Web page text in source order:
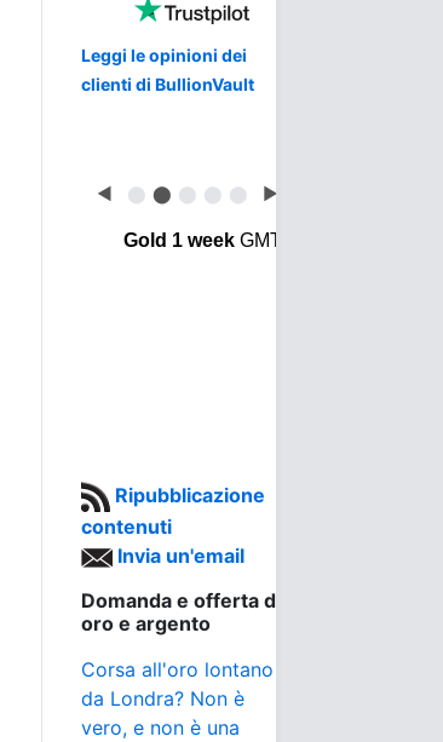
Leggi le opinioni dei
clienti di BullionVault
◀ ⬤ ⬤ ⬤ ⬤ ⬤ ▶
Gold 1 weekGMT
Ripubblicazione
contenuti
Invia un'email
Domanda e offerta di
oro e argento
Corsa all'oro lontano
da Londra? Non è
vero, e non è una